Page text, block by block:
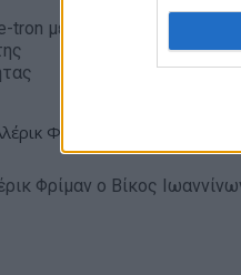
tron με στόχο
δολάρια
Φρίμαν ο Βίκος